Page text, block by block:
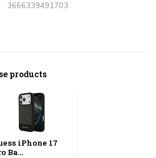
3666339491703
products
iPhone 17
Ba...